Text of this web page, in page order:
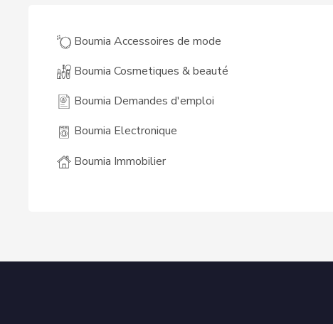
Boumia Accessoires de mode
Boumia Cosmetiques & beauté
Boumia Demandes d'emploi
Boumia Electronique
Boumia Immobilier